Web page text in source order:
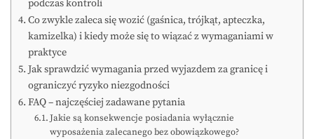
podczas kontroli
Co zwykle zaleca się wozić (gaśnica, trójkąt, apteczka,
kamizelka) i kiedy może się to wiązać z wymaganiami w
praktyce
Jak sprawdzić wymagania przed wyjazdem za granicę i
ograniczyć ryzyko niezgodności
FAQ – najczęściej zadawane pytania
Jakie są konsekwencje posiadania wyłącznie
wyposażenia zalecanego bez obowiązkowego?